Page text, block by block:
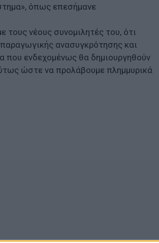
όπως επεσήμανε
τους νέους συνομιλητές του, ότι
ανασυγκρότησης και
που ενδεχομένως θα δημιουργηθούν
ώστε να προλάβουμε πλημμυρικά